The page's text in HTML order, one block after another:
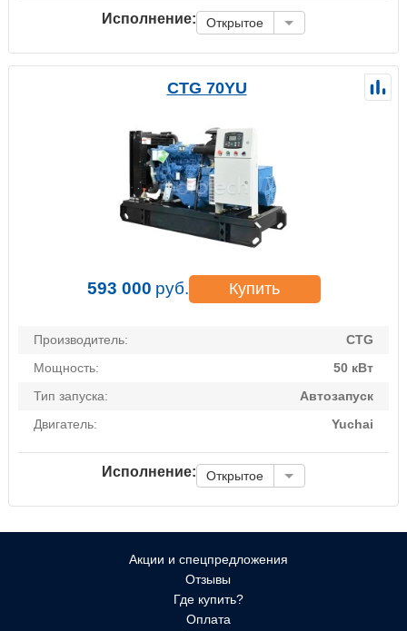
Исполнение: Открытое
CTG 70YU
593 000 руб. Купить
Производитель:
CTG
Мощность:
50 кВт
Тип запуска:
Автозапуск
Двигатель:
Yuchai
Исполнение: Открытое
Акции и спецпредложения
Отзывы
Где купить?
Оплата